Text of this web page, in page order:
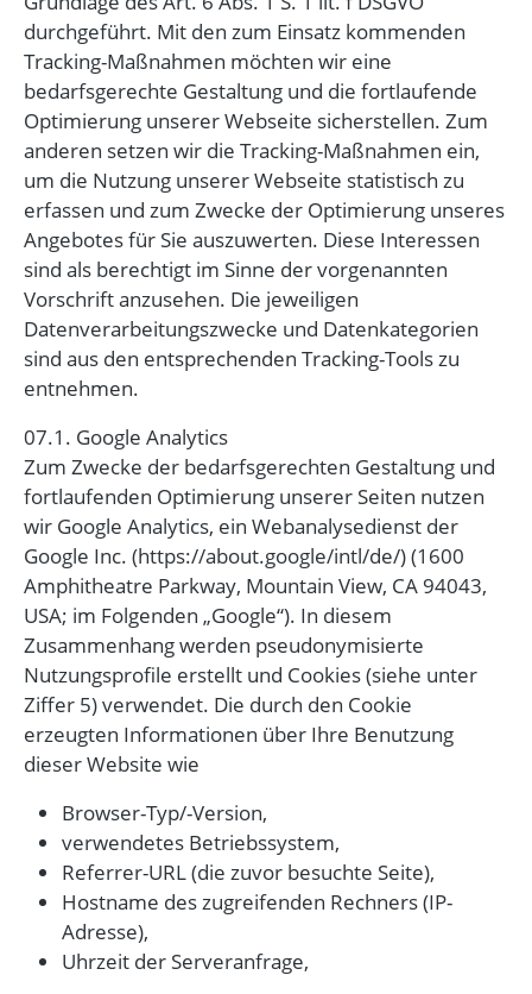
durchgeführt. Mit den zum Einsatz kommenden
Tracking-Maßnahmen möchten wir eine
bedarfsgerechte Gestaltung und die fortlaufende
Optimierung unserer Webseite sicherstellen. Zum
anderen setzen wir die Tracking-Maßnahmen ein,
um die Nutzung unserer Webseite statistisch zu
erfassen und zum Zwecke der Optimierung unseres
Angebotes für Sie auszuwerten. Diese Interessen
sind als berechtigt im Sinne der vorgenannten
Vorschrift anzusehen. Die jeweiligen
Datenverarbeitungszwecke und Datenkategorien
sind aus den entsprechenden Tracking-Tools zu
entnehmen.
07.1. Google Analytics
Zum Zwecke der bedarfsgerechten Gestaltung und
fortlaufenden Optimierung unserer Seiten nutzen
wir Google Analytics, ein Webanalysedienst der
Google Inc. (https://about.google/intl/de/) (1600
Amphitheatre Parkway, Mountain View, CA 94043,
USA; im Folgenden „Google“). In diesem
Zusammenhang werden pseudonymisierte
Nutzungsprofile erstellt und Cookies (siehe unter
Ziffer 5) verwendet. Die durch den Cookie
erzeugten Informationen über Ihre Benutzung
dieser Website wie
Browser-Typ/-Version,
verwendetes Betriebssystem,
Referrer-URL (die zuvor besuchte Seite),
Hostname des zugreifenden Rechners (IP-
Adresse),
Uhrzeit der Serveranfrage,